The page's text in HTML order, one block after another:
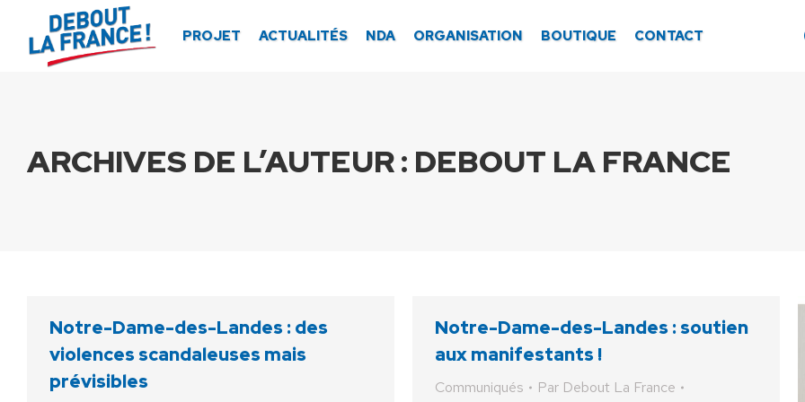
PROJET ACTUALITÉS NDA ORGANISATION BOUTIQUE CONTACT
ARCHIVES DE L’AUTEUR : DEBOUT LA FRANCE
Notre-Dame-des-Landes : des
violences scandaleuses mais
prévisibles
Notre-Dame-des-Landes : soutien
aux manifestants !
Communiqués Par Debout La France
Panneau de gestion des cookies